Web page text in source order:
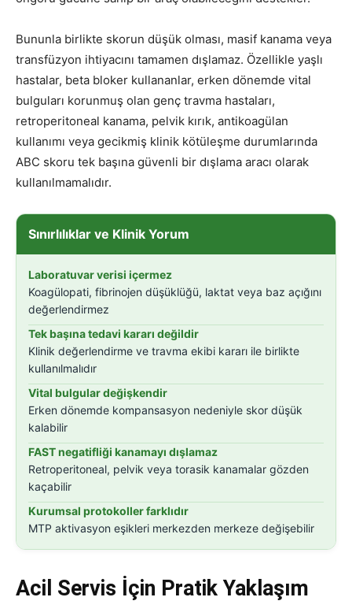
Bununla birlikte skorun düşük olması, masif kanama veya
transfüzyon ihtiyacını tamamen dışlamaz. Özellikle yaşlı
hastalar, beta bloker kullananlar, erken dönemde vital
bulguları korunmuş olan genç travma hastaları,
retroperitoneal kanama, pelvik kırık, antikoagülan
kullanımı veya gecikmiş klinik kötüleşme durumlarında
ABC skoru tek başına güvenli bir dışlama aracı olarak
kullanılmamalıdır.
Sınırlılıklar ve Klinik Yorum
Laboratuvar verisi içermez
Koagülopati, fibrinojen düşüklüğü, laktat veya baz açığını
değerlendirmez
Tek başına tedavi kararı değildir
Klinik değerlendirme ve travma ekibi kararı ile birlikte
kullanılmalıdır
Vital bulgular değişkendir
Erken dönemde kompansasyon nedeniyle skor düşük
kalabilir
FAST negatifliği kanamayı dışlamaz
Retroperitoneal, pelvik veya torasik kanamalar gözden
kaçabilir
Kurumsal protokoller farklıdır
MTP aktivasyon eşikleri merkezden merkeze değişebilir
Acil Servis İçin Pratik Yaklaşım